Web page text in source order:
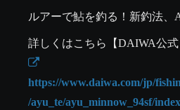
ルアーで鮎を釣る！新釣法、
https://www.daiwa.com/jp/
/ayu_te/ayu_minnow_94sf/